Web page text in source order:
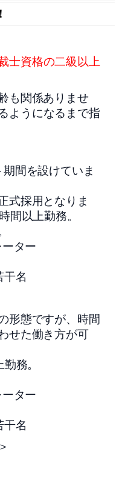
士資格の二級以上
も関係ありませ
ようになるまで指
間を設けていま
式採用となりま
間以上勤務。
ター
名
形態ですが、時間
せた働き方が可
務。
ター
名